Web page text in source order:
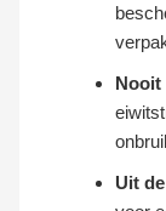
Nooit
Uit